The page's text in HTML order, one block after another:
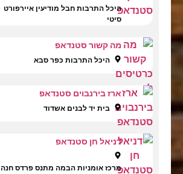
היכל התרבות חבל מודיעין איירפורט
סיטי
מה קשור סטנדאפ
היכל התרבות כפר סבא
ארז בירנבוים סטנדאפ
בית יד לבנים אשדוד
דניאל חן סטנדאפ
מרכז אומניות הבמה מתנס פרדס חנה